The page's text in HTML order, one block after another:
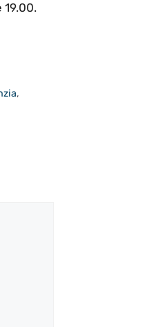
19.00.
,